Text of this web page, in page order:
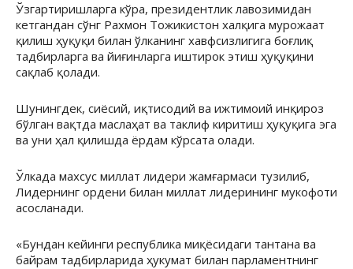
Ўзгартиришларга кўра, президентлик лавозимидан
кетгандан сўнг Рахмон Тожикистон халқига мурожаат
қилиш ҳуқуқи билан ўлканинг хавфсизлигига боғлиқ
тадбирларга ва йиғинларга иштирок этиш ҳуқуқини
сақлаб қолади.
Шунингдек, сиёсий, иқтисодий ва ижтимоий инқироз
бўлган вақтда маслаҳат ва таклиф киритиш ҳуқуқига эга
ва уни ҳал қилишда ёрдам кўрсата олади.
Ўлкада махсус миллат лидери жамғармаси тузилиб,
Лидернинг ордени билан миллат лидерининг мукофоти
асосланади.
«Бундан кейинги республика миқёсидаги тантана ва
байрам тадбирларида ҳукумат билан парламентнинг